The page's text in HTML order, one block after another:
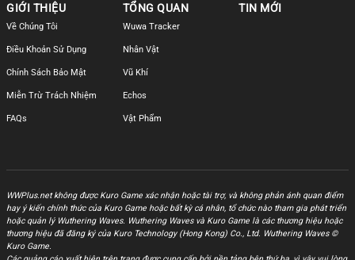
GIỚI THIỆU
Về Chúng Tôi
Điều Khoản Sử Dụng
Chính Sách Bảo Mật
Miễn Trừ Trách Nhiệm
FAQs
TỔNG QUAN
Wuwa Tracker
Nhân Vật
Vũ Khí
Echos
Vật Phẩm
TIN MỚI
WWPlus.net không được Kuro Game xác nhận hoặc tài trợ, và không phản ánh quan điểm
hay ý kiến chính thức của Kuro Game hoặc bất kỳ cá nhân, tổ chức nào tham gia phát triển
hoặc quản lý Wuthering Waves. Wuthering Waves và Kuro Game là các thương hiệu hoặc
thương hiệu đã đăng ký của Kuro Technology (Hong Kong) Co., Ltd. Wuthering Waves ©
Kuro Game.